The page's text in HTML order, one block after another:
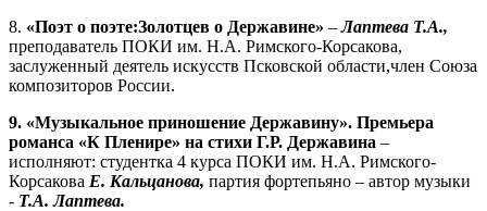
8. «Поэт о поэте:Золотцев о Державине» –Лаптева Т.А.,
преподаватель ПОКИ им. Н.А. Римского-Корсакова,
заслуженный деятель искусств Псковской области,член Союза
композиторов России.
9. «Музыкальное приношение Державину». Премьера
романса «К Пленире» на стихи Г.Р. Державина –
исполняют: студентка 4 курса ПОКИ им. Н.А. Римского-
Корсакова Е. Кальцанова, партия фортепьяно – автор музыки
- Т.А. Лаптева.